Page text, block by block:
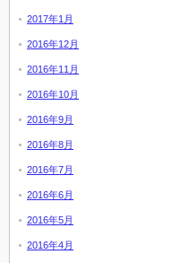
2017年1月
2016年12月
2016年11月
2016年10月
2016年9月
2016年8月
2016年7月
2016年6月
2016年5月
2016年4月